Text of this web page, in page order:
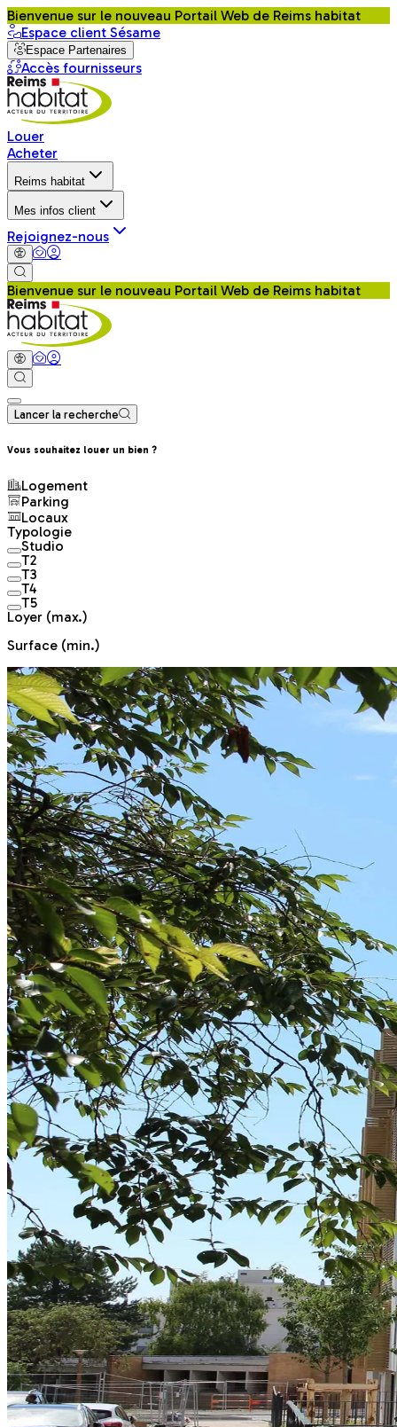
Bienvenue sur le nouveau Portail Web de Reims habitat
Espace client Sésame
Espace Partenaires
Accès fournisseurs
Louer
Acheter
Reims habitat
Mes infos client
Rejoignez-nous
Bienvenue sur le nouveau Portail Web de Reims habitat
Lancer la recherche
Vous souhaitez louer un bien ?
Logement
Parking
Locaux
Typologie
Studio
T2
T3
T4
T5
Loyer (max.)
Surface (min.)